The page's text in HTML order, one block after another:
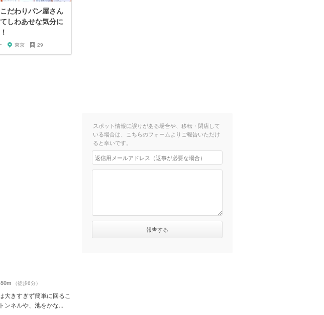
だわりパン屋さん
しわあせな気分に
東京 29
（徒歩6分）
大きすぎず簡単に回るこ
ンネルや、池をかな...
スポット情報に誤りがある場合や、移転・閉店して
いる場合は、こちらのフォームよりご報告いただけ
ると幸いです。